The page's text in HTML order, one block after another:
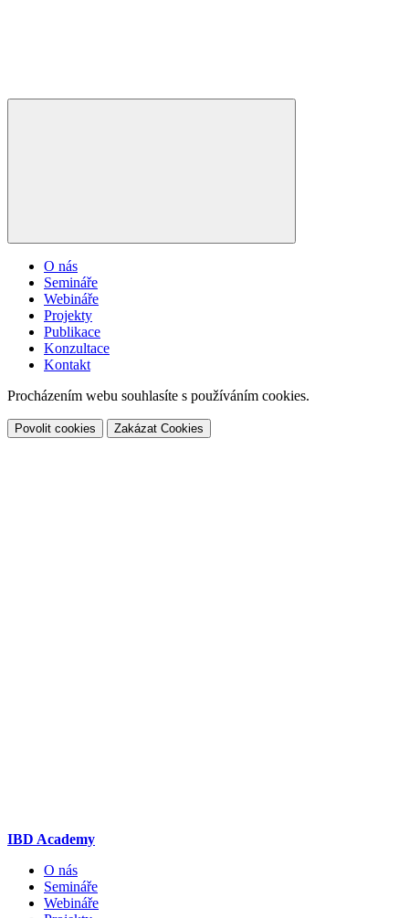
O nás
Semináře
Webináře
Projekty
Publikace
Konzultace
Kontakt
Procházením webu souhlasíte s používáním cookies.
Povolit cookies Zakázat Cookies
IBD Academy
O nás
Semináře
Webináře